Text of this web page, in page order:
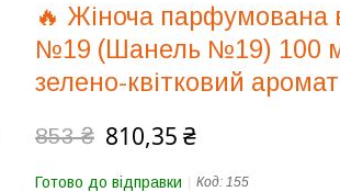
🔥 Жіноча парфумована
№19 (Шанель №19) 100
зелено-квітковий аромат
853 ₴ 810,35 ₴
Готово до відправки Код: 155